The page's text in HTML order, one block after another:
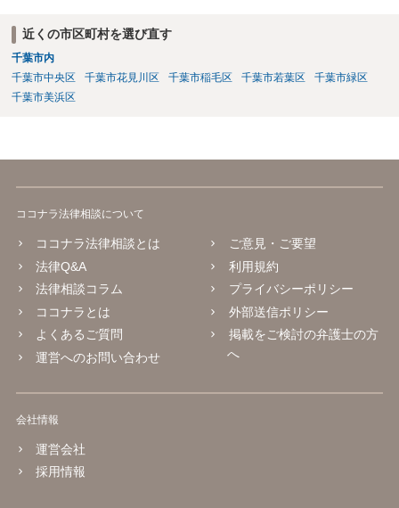
近くの市区町村を選び直す
千葉市内
千葉市中央区
千葉市花見川区 千葉市稲毛区 千葉市若葉区
千葉市緑区
千葉市美浜区
ココナラ法律相談について
ココナラ法律相談とは
法律Q&A
法律相談コラム
ココナラとは
よくあるご質問
運営へのお問い合わせ
ご意見・ご要望
利用規約
プライバシーポリシー
外部送信ポリシー
掲載をご検討の弁護士の方
へ
会社情報
運営会社
採用情報